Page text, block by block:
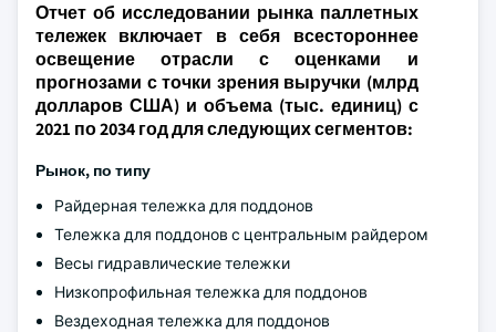
Отчет об исследовании рынка паллетных
тележек включает в себя всестороннее
освещение отрасли с оценками и
прогнозами с точки зрения выручки (млрд
долларов США) и объема (тыс. единиц) с
2021 по 2034 год для следующих сегментов:
Рынок, по типу
Райдерная тележка для поддонов
Тележка для поддонов с центральным райдером
Весы гидравлические тележки
Низкопрофильная тележка для поддонов
Вездеходная тележка для поддонов